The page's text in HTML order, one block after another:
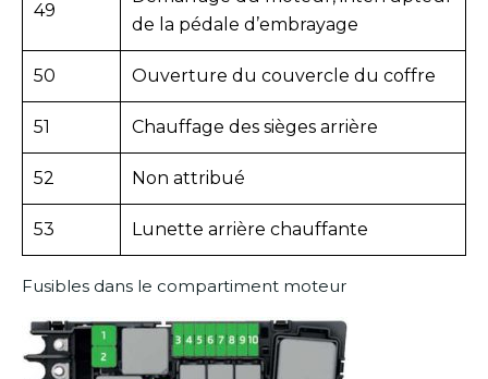
49
de la pédale d’embrayage
50 Ouverture du couvercle du coffre
51 Chauffage des sièges arrière
52 Non attribué
53 Lunette arrière chauffante
Fusibles dans le compartiment moteur